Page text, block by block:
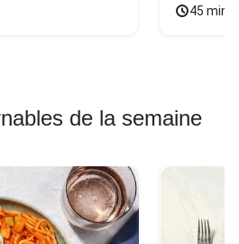
45
de la semaine